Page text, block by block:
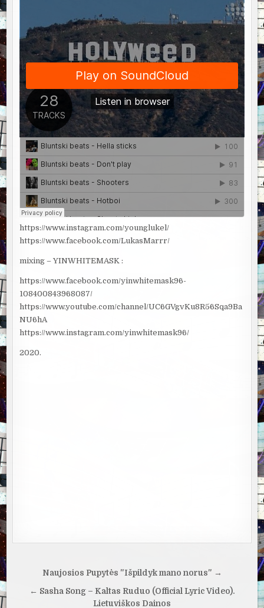
https://www.instagram.com/younglukel/
https://www.facebook.com/LukasMarrr/
mixing – YINWHITEMASK :
https://www.facebook.com/yinwhitemask96-
108400843968087/
https://www.youtube.com/channel/UC6GVgvKu8R56Sqa9Ba
NU6hA
https://www.instagram.com/yinwhitemask96/
2020.
Navigacija
tarp
Naujosios Pupytės "Išpildyk mano norus" →
← Sasha Song – Kaltas Ruduo (Official Lyric Video).
Lietuviškos Dainos